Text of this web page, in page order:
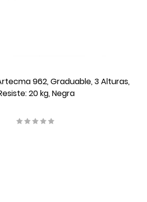
962, Graduable, 3 Alturas,
20 kg, Negra